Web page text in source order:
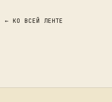
← КО ВСЕЙ ЛЕНТЕ